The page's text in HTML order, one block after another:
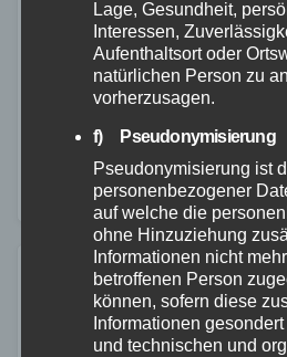
28. MAI 2025
Am 27. Mai 2025, gegen
mehrere Verkehrsteilnehmer der
Polizeiautobahnstation
Unfall auf der Autobahn 48 in
hinter dem Parkplatz
Lage, Gesundheit,
Interessen,
Aufenthaltsort oder
natürlichen Person zu
vorherzusagen.
f) Pseudonymisierung
Pseudonymisierung ist
personenbezogener
auf welche die
ohne Hinzuziehung
Informationen nicht
betroffenen Person
können, sofern diese
Informationen
und technischen und